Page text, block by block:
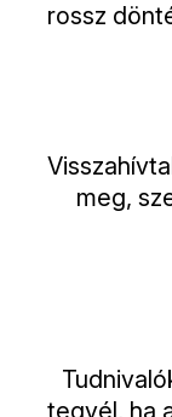
rossz
meg,
tegyél, ha